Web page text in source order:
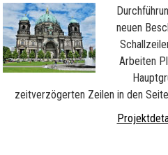
neuen
Arbeiten
zeitverzögerten Zeilen in den